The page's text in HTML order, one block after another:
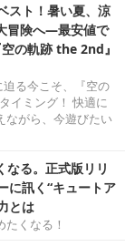
スト！暑い夏、涼
冒険へ―最安値で
の軌跡 the 2nd』
迫る今こそ、『空の
イミング！ 快適に
ながら、今遊びたい
る。正式版リリ
に訊く“キュートア
とは
くなる！